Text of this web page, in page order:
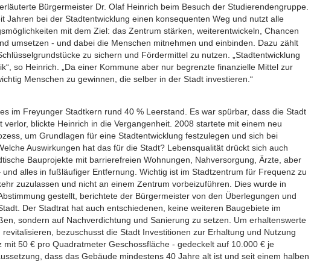
Bürgermeister Dr. Olaf Heinrich beim Besuch der Studierendengruppe.
Jahren bei der Stadtentwicklung einen konsequenten Weg und nutzt alle
mit dem Ziel: das Zentrum stärken, weiterentwickeln, Chancen
umsetzen - und dabei die Menschen mitnehmen und einbinden. Dazu zählt
zu sichern und Fördermittel zu nutzen. „Stadtentwicklung
so Heinrich. „Da einer Kommune aber nur begrenzte finanzielle Mittel zur
Menschen zu gewinnen, die selber in der Stadt investieren.“
im Freyunger Stadtkern rund 40 % Leerstand. Es war spürbar, dass die Stadt
verlor, blickte Heinrich in die Vergangenheit. 2008 startete mit einem neu
um Grundlagen für eine Stadtentwicklung festzulegen und sich bei
Auswirkungen hat das für die Stadt? Lebensqualität drückt sich auch
Bauprojekte mit barrierefreien Wohnungen, Nahversorgung, Ärzte, aber
alles in fußläufiger Entfernung. Wichtig ist im Stadtzentrum für Frequenz zu
zuzulassen und nicht an einem Zentrum vorbeizuführen. Dies wurde in
gestellt, berichtete der Bürgermeister von den Überlegungen und
Der Stadtrat hat auch entschiedenen, keine weiteren Baugebiete im
sondern auf Nachverdichtung und Sanierung zu setzen. Um erhaltenswerte
bezuschusst die Stadt Investitionen zur Erhaltung und Nutzung
mit 50 € pro Quadratmeter Geschossfläche - gedeckelt auf 10.000 € je
dass das Gebäude mindestens 40 Jahre alt ist und seit einem halben